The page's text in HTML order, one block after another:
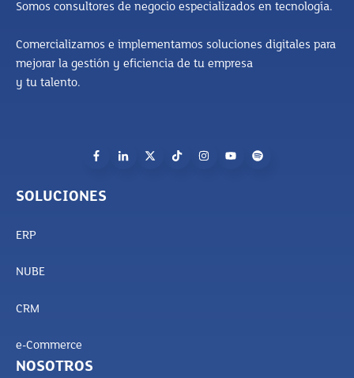
Somos consultores de negocio especializados en tecnología.
Comercializamos e implementamos soluciones digitales para
mejorar la gestión y eficiencia de tu empresa
y tu talento.
SOLUCIONES
ERP
NUBE
CRM
e-Commerce
NOSOTROS